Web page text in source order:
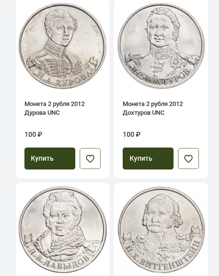
Монета 2 рубля 2012
Дурова UNC
100 ₽
Купить
Монета 2 рубля 2012
Дохтуров UNC
100 ₽
Купить